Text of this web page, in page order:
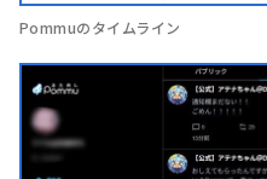
Pommuのタイムライン